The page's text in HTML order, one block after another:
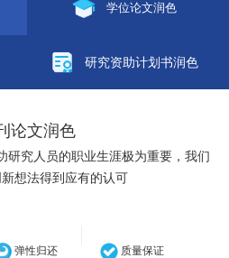
学位论文润色
研究资助计划书润色
论文润色
研究人员的职业生涯极为重要，我们
想法得到应有的认可
弹性归还 质量保证